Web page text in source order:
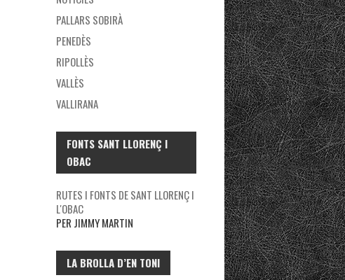
PALLARS SOBIRÀ
PENEDÈS
RIPOLLÈS
VALLÈS
VALLIRANA
FONTS SANT LLORENÇ I
OBAC
RUTES I FONTS DE SANT LLORENÇ I
L'OBAC
PER JIMMY MARTIN
LA BROLLA D’EN TONI